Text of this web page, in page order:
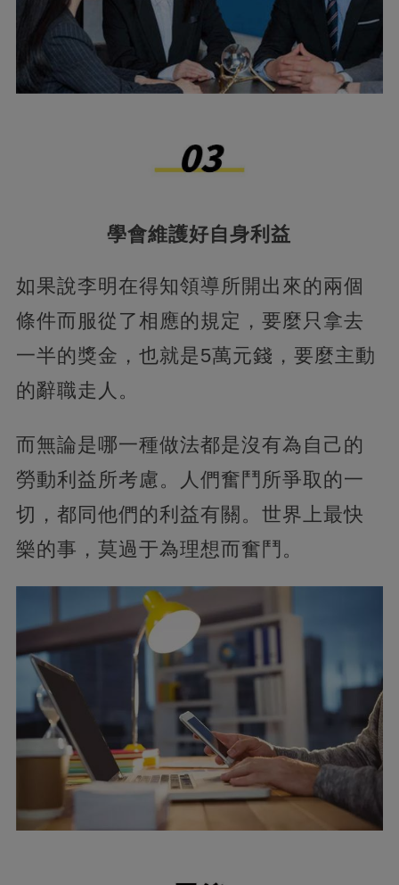
學會維護好自身利益
如果說李明在得知領導所開出來的兩個
條件而服從了相應的規定，要麼只拿去
一半的獎金，也就是5萬元錢，要麼主動
的辭職走人。
而無論是哪一種做法都是沒有為自己的
勞動利益所考慮。人們奮鬥所爭取的一
切，都同他們的利益有關。世界上最快
樂的事，莫過于為理想而奮鬥。